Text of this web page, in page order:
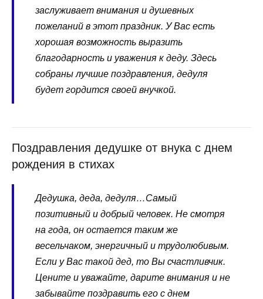
заслуживает внимания и душевных
пожеланий в этот праздник. У Вас есть
хорошая возможность выразить
благодарность и уважения к деду. Здесь
собраны лучшие поздравления, дедуля
будет гордится своей внучкой.
Поздравления дедушке от внука с днем
рождения в стихах
Дедушка, деда, дедуля…Самый
позитивный и добрый человек. Не смотря
на года, он остается таким же
весельчаком, энергичный и трудолюбивым.
Если у Вас такой дед, то Вы счастливчик.
Цените и уважайте, дарите внимания и не
забывайте поздравить его с днем